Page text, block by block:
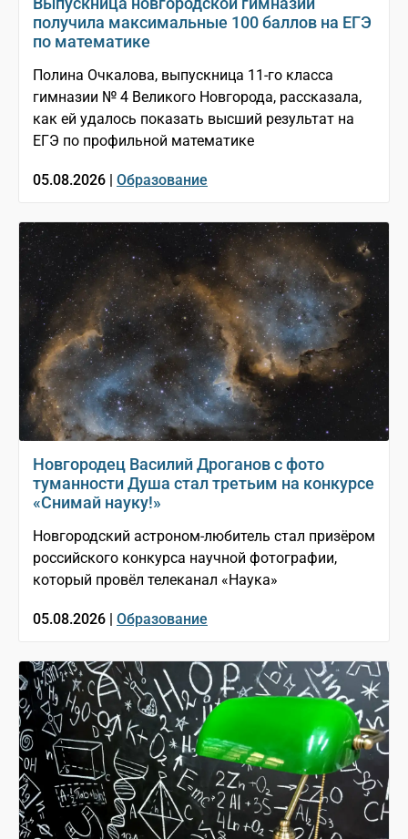
получила максимальные 100 баллов на ЕГЭ
по математике
Полина Очкалова, выпускница 11-го класса
гимназии № 4 Великого Новгорода, рассказала,
как ей удалось показать высший результат на
ЕГЭ по профильной математике
05.08.2026 | Образование
Новгородец Василий Дроганов с фото
туманности Душа стал третьим на конкурсе
«Снимай науку!»
Новгородский астроном-любитель стал призёром
российского конкурса научной фотографии,
который провёл телеканал «Наука»
05.08.2026 | Образование